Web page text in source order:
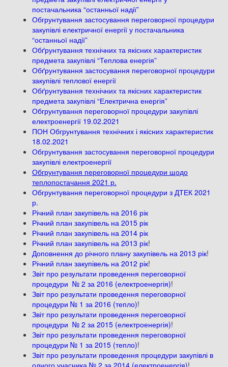
постачальника “останньої надії”
Обгрунтування застосування переговорної процедури
закупівлі електричної енергії у постачальника
“останньої надії”
Обґрунтування технічних та якісних характеристик
предмета закупівлі “Теплова енергія”
Обґрунтування застосування переговорної процедури
закупівлі теплової енергії
Обґрунтування технічних та якісних характеристик
предмета закупівлі “Електрична енергія”
Обгрунтування переговорної процедури закупівлі
електроенергії 19.02.2021
ПОН Обгрунтування технічних і якісних характеристик
18.02.2021
Обгрунтування застосування переговорної процедури
закупівлі електроенергії
Обгрунтування переговорної процедури щодо
теплопостачання 2021 р.
Обгрунтування переговорної процедури з ДТЕК 2021
р.
Річний план закупівель на 2016 рік
Річний план закупівель на 2015 рік
Річний план закупівель на 2014 рік
Річний план закупівель на 2013 рік!
Доповнення до річного плану закупівель на 2013 рік!
Річний план закупівель на 2012 рік!
Звіт про результати проведення переговорної
процедури № 2 за 2016 (електроенергія)!
Звіт про результати проведення переговорної
процедури № 1 за 2016 (тепло)!
Звіт про результати проведення переговорної
процедури № 2 за 2015 (електроенергія)!
Звіт про результати проведення переговорної
процедури № 1 за 2015 (тепло)!
Звіт про результати проведення процедури закупівлі в
одного учасника № 2 за 2014 (електроенергія)!